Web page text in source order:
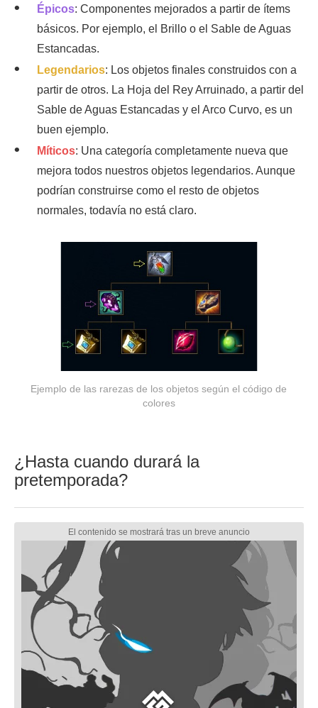
Épicos: Componentes mejorados a partir de ítems
básicos. Por ejemplo, el Brillo o el Sable de Aguas
Estancadas.
Legendarios: Los objetos finales construidos con a
partir de otros. La Hoja del Rey Arruinado, a partir del
Sable de Aguas Estancadas y el Arco Curvo, es un
buen ejemplo.
Míticos: Una categoría completamente nueva que
mejora todos nuestros objetos legendarios. Aunque
podrían construirse como el resto de objetos
normales, todavía no está claro.
Ejemplo de las rarezas de los objetos según el código de
colores
¿Hasta cuando durará la
pretemporada?